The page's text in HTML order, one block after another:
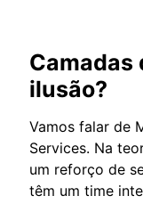
Camadas
ilusão?
Vamos falar de
Services. Na
um reforço de
têm um time